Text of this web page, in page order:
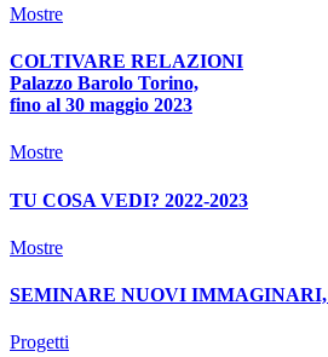
Mostre
COLTIVARE RELAZIONI
Palazzo Barolo Torino,
fino al 30 maggio 2023
Mostre
TU COSA VEDI? 2022-2023
Mostre
SEMINARE NUOVI IMMAGINARI,
Progetti